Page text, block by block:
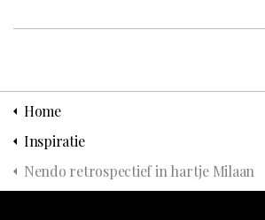
Home
Inspiratie
Nendo retrospectief in hartje Milaan